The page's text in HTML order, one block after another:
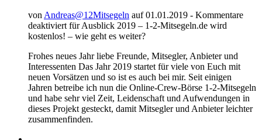
vonAndreas@12Mitsegeln auf 01.01.2019 - Kommentare
deaktiviertfür Ausblick 2019 – 1-2-Mitsegeln.de wird
kostenlos! – wie geht es weiter?
Frohes neues Jahr liebe Freunde, Mitsegler, Anbieter und
Interessenten Das Jahr 2019 startet für viele von Euch mit
neuen Vorsätzen und so ist es auch bei mir. Seit einigen
Jahren betreibe ich nun die Online-Crew-Börse 1-2-Mitsegeln
und habe sehr viel Zeit, Leidenschaft und Aufwendungen in
dieses Projekt gesteckt, damit Mitsegler und Anbieter leichter
zusammenfinden.